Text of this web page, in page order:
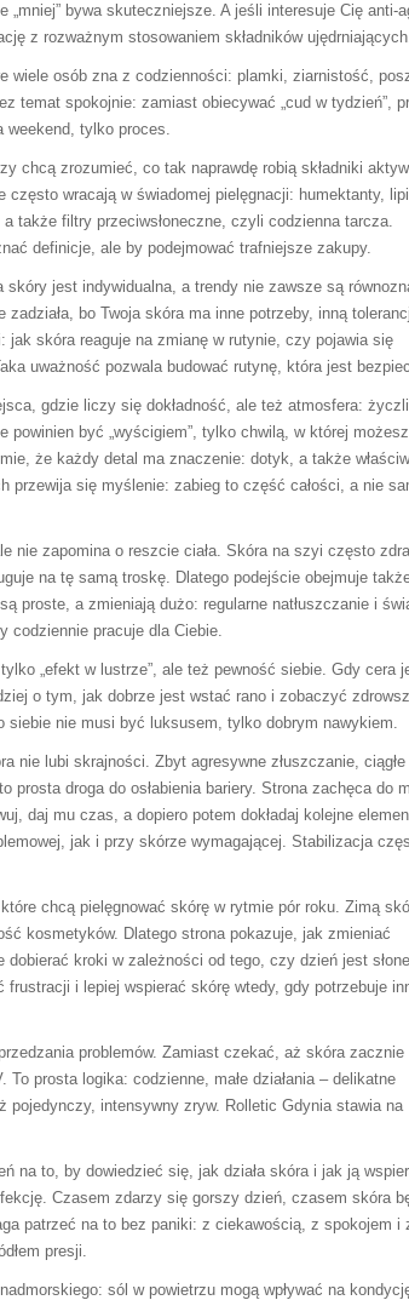
bywa skuteczniejsze. A jeśli interesuje Cię anti-
z rozważnym stosowaniem składników
wiele osób zna z codzienności: plamki, ziarnistość,
temat spokojnie: zamiast obiecywać „cud w tydzień”,
weekend, tylko proces.
chcą zrozumieć, co tak naprawdę robią składniki
często wracają w świadomej pielęgnacji: humektanty,
także filtry przeciwsłoneczne, czyli codzienna tarcza.
definicje, ale by podejmować trafniejsze zakupy.
jest indywidualna, a trendy nie zawsze są
bo Twoja skóra ma inne potrzeby, inną
jak skóra reaguje na zmianę w rutynie, czy pojawia się
uważność pozwala budować rutynę, która jest
gdzie liczy się dokładność, ale też atmosfera:
być „wyścigiem”, tylko chwilą, w której możesz
że każdy detal ma znaczenie: dotyk, a także
przewija się myślenie: zabieg to część całości, a nie
nie zapomina o reszcie ciała. Skóra na szyi często
na tę samą troskę. Dlatego podejście obejmuje
proste, a zmieniają dużo: regularne natłuszczanie i
codziennie pracuje dla Ciebie.
„efekt w lustrze”, ale też pewność siebie. Gdy cera
o tym, jak dobrze jest wstać rano i zobaczyć
siebie nie musi być luksusem, tylko dobrym nawykiem.
nie lubi skrajności. Zbyt agresywne złuszczanie,
prosta droga do osłabienia bariery. Strona zachęca do
daj mu czas, a dopiero potem dokładaj kolejne
jak i przy skórze wymagającej. Stabilizacja
chcą pielęgnować skórę w rytmie pór roku. Zimą
kosmetyków. Dlatego strona pokazuje, jak zmieniać
dobierać kroki w zależności od tego, czy dzień jest
i lepiej wspierać skórę wtedy, gdy potrzebuje
problemów. Zamiast czekać, aż skóra zacznie
prosta logika: codzienne, małe działania – delikatne
intensywny zryw. Rolletic Gdynia stawia na
na to, by dowiedzieć się, jak działa skóra i jak ją
Czasem zdarzy się gorszy dzień, czasem skóra
patrzeć na to bez paniki: z ciekawością, z spokojem i
presji.
sól w powietrzu mogą wpływać na